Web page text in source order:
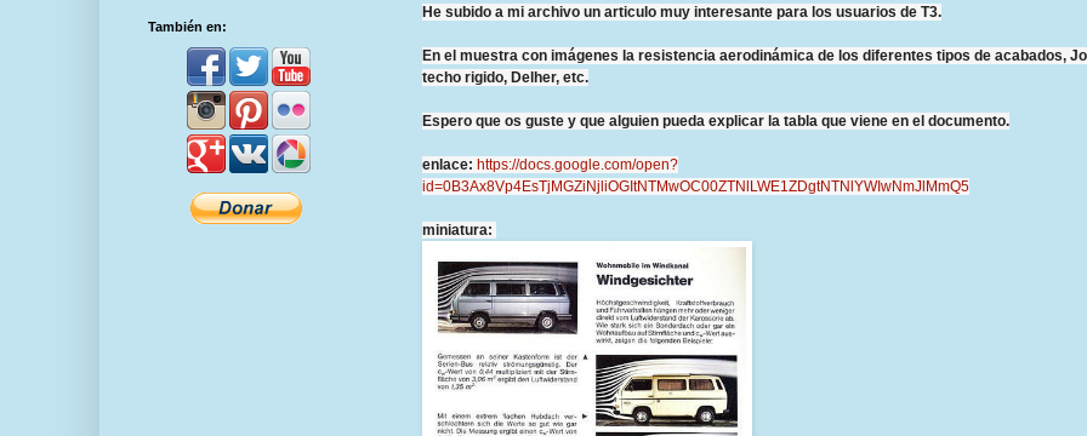
He subido a mi archivo un articulo muy interesante para los usuarios de T3.
En el muestra con imágenes la resistencia aerodinámica de los diferentes tipos de acabados,
techo rigido, Delher, etc.
Espero que os guste y que alguien pueda explicar la tabla que viene en el documento.
enlace: https://docs.google.com/open?
id=0B3Ax8Vp4EsTjMGZiNjliOGItNTMwOC00ZTNlLWE1ZDgtNTNlYWIwNmJlMmQ5
miniatura:
También en: